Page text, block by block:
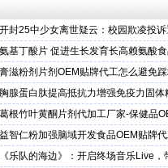
开封25中少女离世疑云：校园欺凌投
引家属强烈质疑
氨基丁酸片 促进生长发育长高赖氨酸
膏滋粉剂片剂OEM贴牌代工怎么避免
胸腺蛋白肽提高抵抗力增强免疫力固
务商
葛根竹叶黄酮片剂代加工厂家-保健品
业
益智仁粉加强脑域开发食品OEM贴牌
《乐队的海边》：开启终场音乐Live